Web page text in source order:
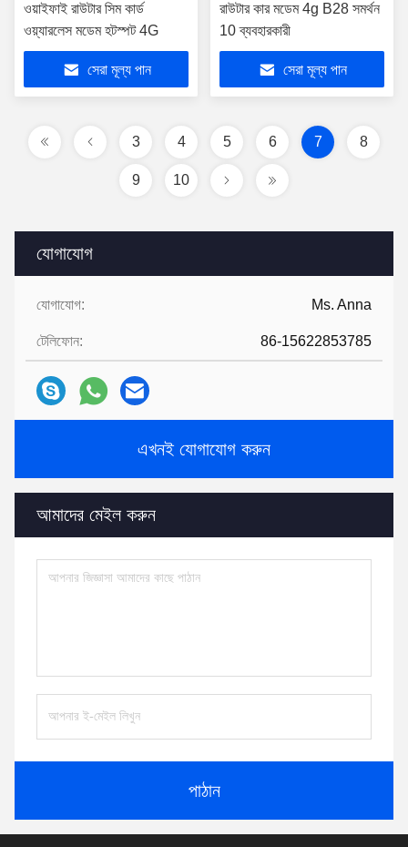
যোগাযোগ
যোগাযোগ: Ms. Anna
টেলিফোন: 86-15622853785
এখনই যোগাযোগ করুন
আমাদের মেইল ​​করুন
পাঠান
ওয়াইফাই রাউটার সিম কার্ড
ওয়্যারলেস মডেম হটস্পট 4G
সেরা মূল্য পান
রাউটার কার মডেম 4g B28 সমর্থন
10 ব্যবহারকারী
সেরা মূল্য পান
3 4 5 6 7 8
9 10